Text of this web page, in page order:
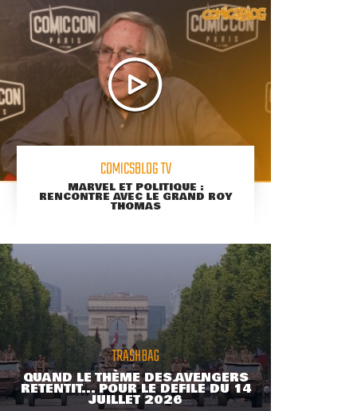
COMICSBLOG TV
MARVEL ET POLITIQUE :
RENCONTRE AVEC LE GRAND ROY
THOMAS
TRASHBAG
QUAND LE THÈME DES AVENGERS
RETENTIT... POUR LE DÉFILÉ DU 14
JUILLET 2026